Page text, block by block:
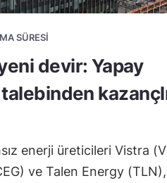
SÜRESI
devir: Yapay
enerji üreticileri Vistra
ve Talen Energy (TLN),